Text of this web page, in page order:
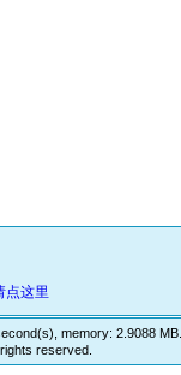
点这里
memory: 2.9088 MB.
reserved.